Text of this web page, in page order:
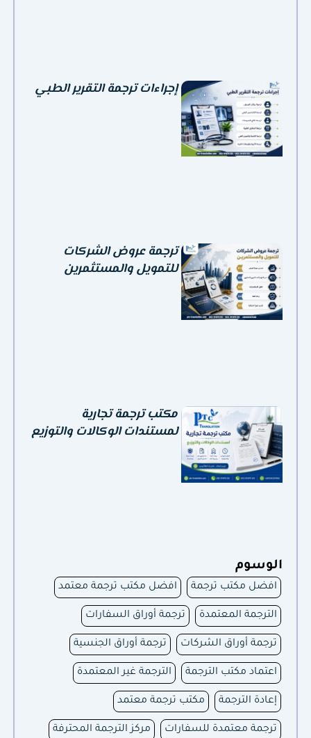
إجراءات ترجمة التقرير الطبي
ترجمة عروض الشركات
للتمويل والمستثمرين
مكتب ترجمة تجارية
لمستندات الوكالات والتوزيع
الوسوم
افضل مكتب ترجمة افضل مكتب ترجمة معتمد
الترجمة المعتمدة ترجمة أوراق السفارات
ترجمة أوراق الشركات ترجمة أوراق الجنسية
اعتماد مكتب الترجمة الترجمة غير المعتمدة
إعادة الترجمة مكتب ترجمة معتمد
ترجمة معتمدة للسفارات مركز الترجمة المحترفة